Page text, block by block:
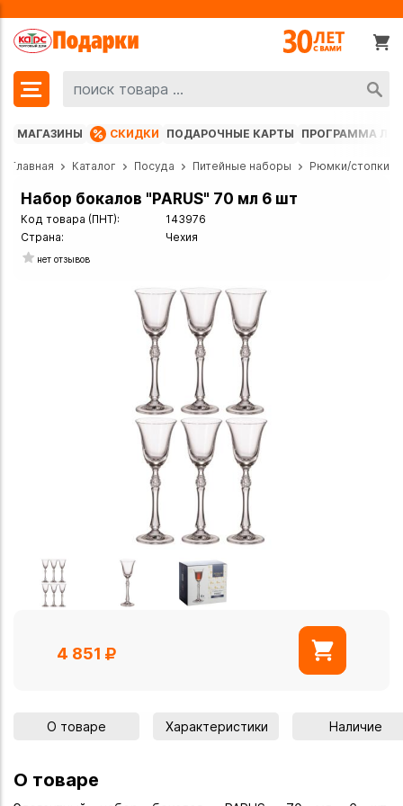
МАГАЗИНЫ СКИДКИ ПОДАРОЧНЫЕ КАРТЫ ПРОГРАММА
Главная Каталог Посуда Питейные наборы Рюмки/стопки
Набор бокалов "PARUS" 70 мл 6 шт
Код товара (ПНТ):
143976
Страна:
Чехия
нет отзывов
4 851
О товаре Характеристики Наличие
О товаре